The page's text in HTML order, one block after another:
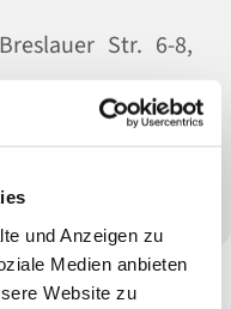
und Anzeigen zu
Medien anbieten
Website zu
Str. 6-8,
Kretzschmar,